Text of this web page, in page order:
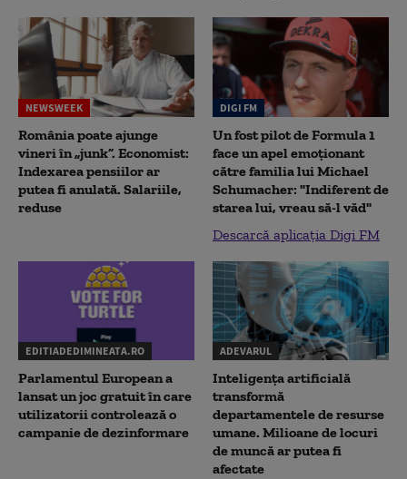
NEWSWEEK
România poate ajunge
vineri în „junk”. Economist:
Indexarea pensiilor ar
putea fi anulată. Salariile,
reduse
DIGI FM
Un fost pilot de Formula 1
face un apel emoționant
către familia lui Michael
Schumacher: "Indiferent de
starea lui, vreau să-l văd"
Descarcă aplicația Digi FM
EDITIADEDIMINEATA.RO
Parlamentul European a
lansat un joc gratuit în care
utilizatorii controlează o
campanie de dezinformare
ADEVARUL
Inteligența artificială
transformă
departamentele de resurse
umane. Milioane de locuri
de muncă ar putea fi
afectate